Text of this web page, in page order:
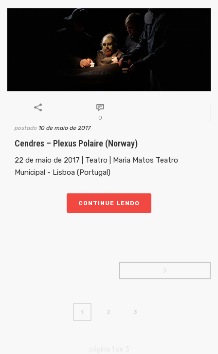
0
postado 10 de maio de 2017
Cendres – Plexus Polaire (Norway)
22 de maio de 2017 | Teatro | Maria Matos Teatro
Municipal - Lisboa (Portugal)
CONTINUE LENDO
1 2 3